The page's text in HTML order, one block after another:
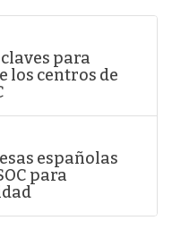
para
los centros de
españolas
para